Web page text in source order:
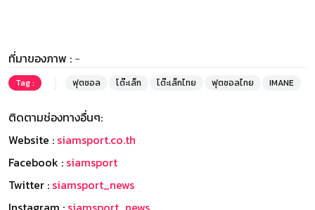
ที่มาของภาพ : -
Tag : ฟุตซอล โต๊ะเล็ก โต๊ะเล็กไทย ฟุตซอลไทย IMANE
ติดตามช่องทางอื่นๆ:
Website : siamsport.co.th
Facebook : siamsport
Twitter : siamsport_news